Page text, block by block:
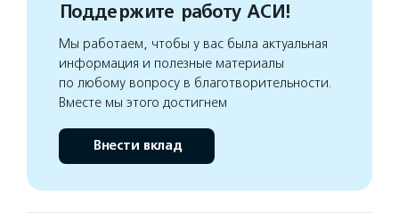
Поддержите работу АСИ!
Мы работаем, чтобы у вас была актуальная
информация и полезные материалы
по любому вопросу в благотворительности.
Вместе мы этого достигнем
Внести вклад